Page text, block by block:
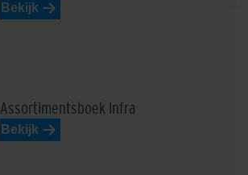
Bekijk
Assortimentsboek Infra
Bekijk